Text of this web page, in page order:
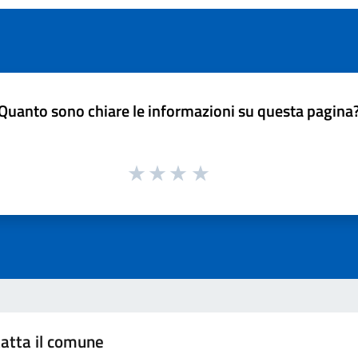
sono chiare le informazioni su questa
il comune